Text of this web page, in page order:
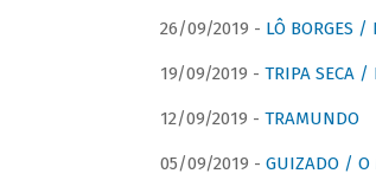
26/09/2019 - LÔ
19/09/2019 - TRIPA SECA
12/09/2019 - TRAMUNDO
05/09/2019 - GUIZADO /